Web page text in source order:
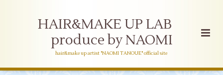
HAIR&MAKE UP LAB
produce by NAOMI
hair&make up artist "NAOMI TANOUE" official site